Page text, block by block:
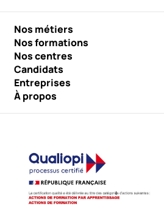
Nos métiers
Nos formations
Nos centres
Candidats
Entreprises
À propos